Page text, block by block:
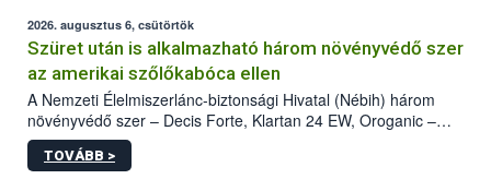
2026. augusztus 6, csütörtök
Szüret után is alkalmazható három növényvédő szer
az amerikai szőlőkabóca ellen
A Nemzeti Élelmiszerlánc-biztonsági Hivatal (Nébih) három
növényvédő szer – Decis Forte, Klartan 24 EW, Oroganic –
engedélyokiratát módosította, így azok a szüretet követően,
egészen a vesszőérettség (BBCH 91) stádiumáig
TOVÁBB >